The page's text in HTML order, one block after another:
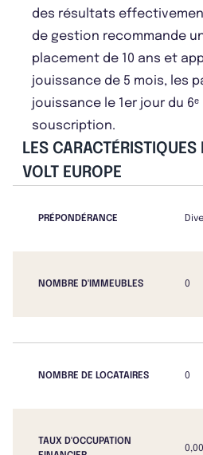
des résultats
de gestion recommande
placement de 10 ans et
jouissance de 5 mois, les
jouissance le 1er jour du
souscription.
LES
VOLT EUROPE
PRÉPONDÉRANCE
NOMBRE D'IMMEUBLES 0
NOMBRE DE LOCATAIRES 0
TAUX D'OCCUPATION
0,00